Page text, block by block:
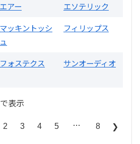
エアー
エソテリック
マッキントッシ
ュ
フィリップス
フォステクス サンオーディオ
表示
2 3 4 5 … 8 ❯